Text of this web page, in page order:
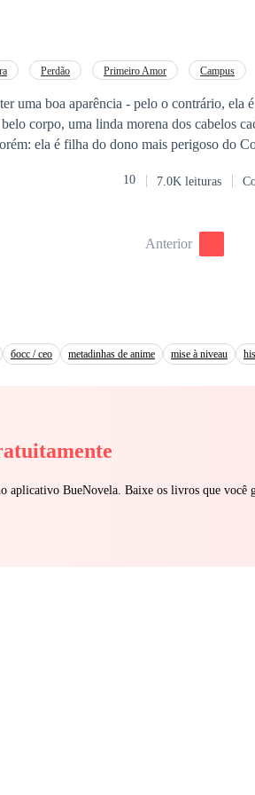
diante da família, e a possibilidade de que
apenas a babá do filho do presidente.
que ameaça destruir um dos
Perdão Primeiro Amor Campus
uma boa aparência - pelo o contrário, ela
corpo, uma linda morena dos cabelos
ela é filha do dono mais perigoso do
de quem ela é filha. Será que ele lutará
10 7.0K leituras
Anterior
босс / ceo metadinhas de anime mise à niveau
aplicativo BueNovela. Baixe os livros que você